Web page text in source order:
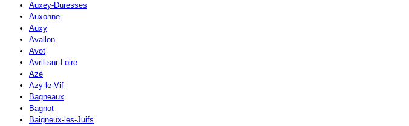
Auxey-Duresses
Auxonne
Auxy
Avallon
Avot
Avril-sur-Loire
Azé
Azy-le-Vif
Bagneaux
Bagnot
Baigneux-les-Juifs